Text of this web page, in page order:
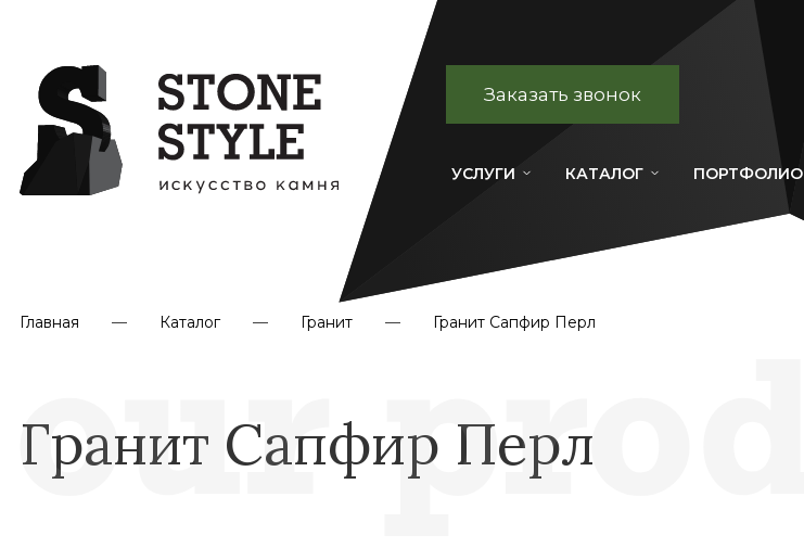
Заказать звонок
УСЛУГИ КАТАЛОГ ПОРТФОЛИО
Главная Каталог Гранит Гранит Сапфир Перл
Гранит Сапфир Перл